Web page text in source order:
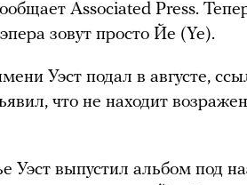
Associated Press.
зовут просто Йе (Ye).
Уэст подал в августе,
что не находит
Уэст выпустил альбом под